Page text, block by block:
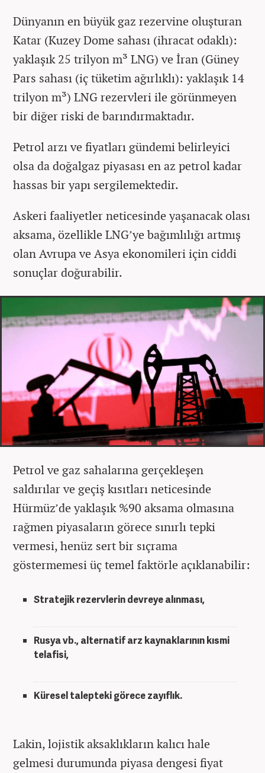
Dünyanın en büyük gaz rezervine oluşturan
Katar (Kuzey Dome sahası (ihracat odaklı):
yaklaşık 25 trilyon m³ LNG) ve İran (Güney
Pars sahası (iç tüketim ağırlıklı): yaklaşık 14
trilyon m³) LNG rezervleri ile görünmeyen
bir diğer riski de barındırmaktadır.
Petrol arzı ve fiyatları gündemi belirleyici
olsa da doğalgaz piyasası en az petrol kadar
hassas bir yapı sergilemektedir.
Askeri faaliyetler neticesinde yaşanacak olası
aksama, özellikle LNG’ye bağımlılığı artmış
olan Avrupa ve Asya ekonomileri için ciddi
sonuçlar doğurabilir.
Petrol ve gaz sahalarına gerçekleşen
saldırılar ve geçiş kısıtları neticesinde
Hürmüz’de yaklaşık %90 aksama olmasına
rağmen piyasaların görece sınırlı tepki
vermesi, henüz sert bir sıçrama
göstermemesi üç temel faktörle açıklanabilir:
Stratejik rezervlerin devreye alınması,
Rusya vb., alternatif arz kaynaklarının kısmi
telafisi,
Küresel talepteki görece zayıflık.
Lakin, lojistik aksaklıkların kalıcı hale
gelmesi durumunda piyasa dengesi fiyat